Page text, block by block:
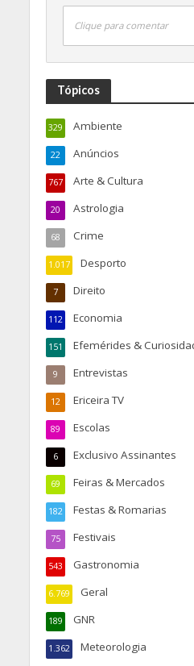
Clique para comentar
Tópicos
Ambiente
329
Anúncios
22
Arte & Cultura
767
Astrologia
20
Crime
68
Desporto
1.017
Direito
7
Economia
112
Efemérides &
151
Entrevistas
9
Ericeira TV
12
Escolas
89
Exclusivo Assinantes
6
Feiras & Mercados
69
Festas & Romarias
182
Festivais
75
Gastronomia
543
Geral
6.769
GNR
189
Meteorologia
1.362